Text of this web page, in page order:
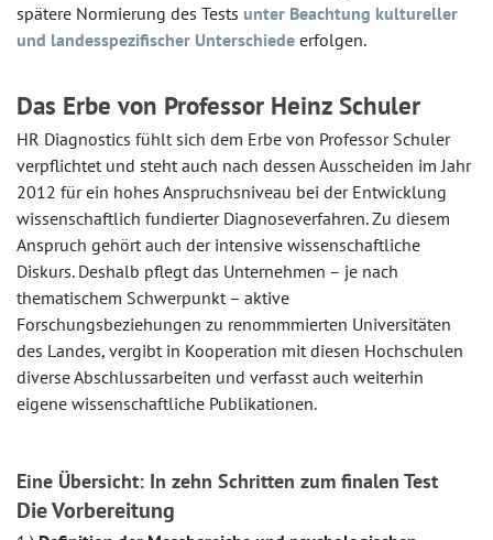
spätere Normierung des Tests unter Beachtung kultureller
und landesspezifischer Unterschiede erfolgen.
Das Erbe von Professor Heinz Schuler
HR Diagnostics fühlt sich dem Erbe von Professor Schuler
verpflichtet und steht auch nach dessen Ausscheiden im Jahr
2012 für ein hohes Anspruchsniveau bei der Entwicklung
wissenschaftlich fundierter Diagnoseverfahren. Zu diesem
Anspruch gehört auch der intensive wissenschaftliche
Diskurs. Deshalb pflegt das Unternehmen – je nach
thematischem Schwerpunkt – aktive
Forschungsbeziehungen zu renommmierten Universitäten
des Landes, vergibt in Kooperation mit diesen Hochschulen
diverse Abschlussarbeiten und verfasst auch weiterhin
eigene wissenschaftliche Publikationen.
Eine Übersicht: In zehn Schritten zum finalen Test
Die Vorbereitung